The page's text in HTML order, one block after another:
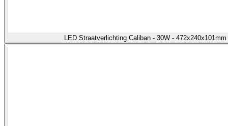
LED Straatverlichting Caliban - 30W -